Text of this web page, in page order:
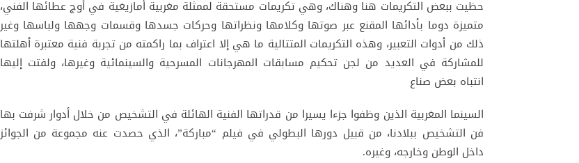
حظيت ببعض التكريمات هنا وهناك، وهي تكريمات مستحقة لممثلة مغربية أمازيغية في أوج عطائها الفني،
متميزة دوما بأدائها المقنع عبر صوتها وكلامها ونظراتها وحركات جسدها وقسمات وجهها ولباسها وغير
ذلك من أدوات التعبير، وهذه التكريمات المتتالية ما هي إلا اعتراف بما راكمته من تجربة فنية معتبرة أهلتها
للمشاركة في العديد من لجن تحكيم مسابقات المهرجانات المسرحية والسينمائية وغيرها، ولفتت إليها
انتباه بعض صناع
السينما المغربية الذين وظفوا جزءا يسيرا من قدراتها الفنية الهائلة في التشخيص من خلال أدوار شرفت بها
فن التشخيص ببلادنا، من قبيل دورها البطولي في فيلم “مباركة”، الذي حصدت عنه مجموعة من الجوائز
داخل الوطن وخارجه، وغيره.